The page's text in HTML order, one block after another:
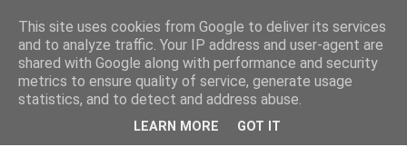
Dýmkařův koutek
Místo pro všechny, kteří se chtějí dozvědět něco o světě
vodních dýmek a trochu se pobavit!
This site uses cookies from Google to deliver its services
and to analyze traffic. Your IP address and user-agent are
shared with Google along with performance and security
metrics to ensure quality of service, generate usage
statistics, and to detect and address abuse.
LEARN MORE GOT IT